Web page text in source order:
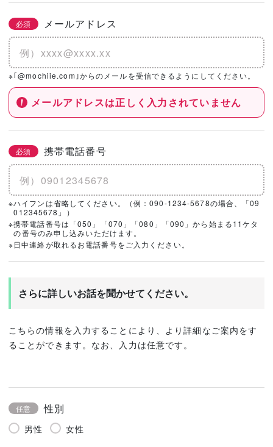
必須 メールアドレス
※｢@mochiie.com｣からのメールを受信できるようにしてください。
メールアドレスは正しく入力されていません
必須 携帯電話番号
※ハイフンは省略してください。（例：090-1234-5678の場合、「09
012345678」）
※携帯電話番号は「050」「070」「080」「090」から始まる11ケタ
の番号のみ申し込みいただけます。
※日中連絡が取れるお電話番号をご入力ください。
さらに詳しいお話を聞かせてください。
こちらの情報を入力することにより、より詳細なご案内をす
ることができます。なお、入力は任意です。
任意 性別
男性 女性